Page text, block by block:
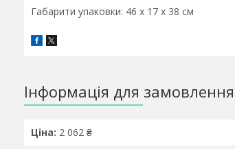
Габарити упаковки: 46 х 17 х 38 см
Інформація для замовлення
Ціна: 2 062 ₴